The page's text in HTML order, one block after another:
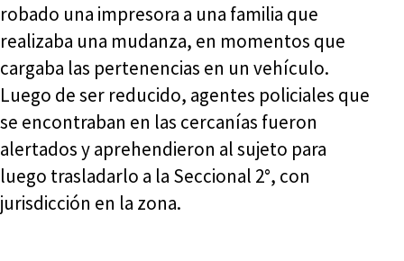
robado una impresora a una familia que
realizaba una mudanza, en momentos que
cargaba las pertenencias en un vehículo.
Luego de ser reducido, agentes policiales que
se encontraban en las cercanías fueron
alertados y aprehendieron al sujeto para
luego trasladarlo a la Seccional 2°, con
jurisdicción en la zona.